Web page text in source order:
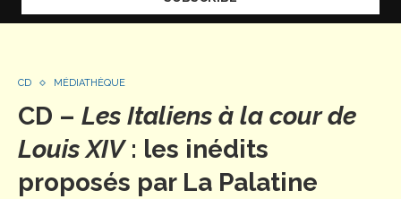
CD MÉDIATHÈQUE
CD – Les Italiens à la cour de
Louis XIV: les inédits
proposés par La Palatine